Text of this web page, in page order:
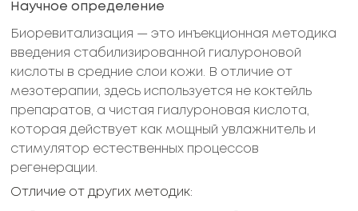
Научное определение
Биоревитализация — это инъекционная методика
введения стабилизированной гиалуроновой
кислоты в средние слои кожи. В отличие от
мезотерапии, здесь используется не коктейль
препаратов, а чистая гиалуроновая кислота,
которая действует как мощный увлажнитель и
стимулятор естественных процессов
регенерации.
Отличие от других методик: